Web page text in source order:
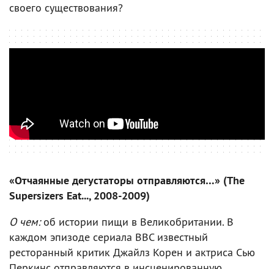
своего существования?
«Отчаянные дегустаторы отправляются…» (The
Supersizers Eat..., 2008-2009)
О чем:об истории пищи в Великобритании. В
каждом эпизоде сериала BBC известный
ресторанный критик Джайлз Корен и актриса Сью